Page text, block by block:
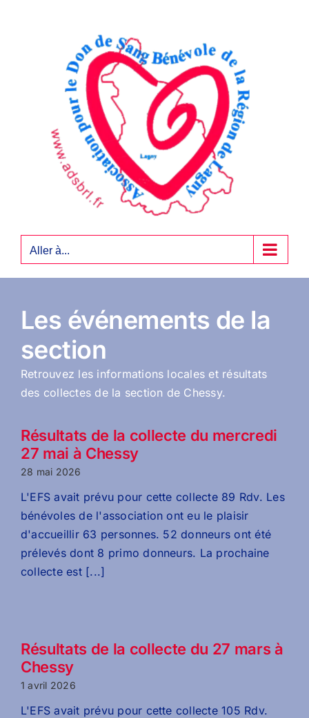
Aller à...
Les événements de la
section
Retrouvez les informations locales et résultats
des collectes de la section de Chessy.
Résultats de la collecte du mercredi
27 mai à Chessy
28 mai 2026
L'EFS avait prévu pour cette collecte 89 Rdv. Les
bénévoles de l'association ont eu le plaisir
d'accueillir 63 personnes. 52 donneurs ont été
prélevés dont 8 primo donneurs. La prochaine
collecte est [...]
Résultats de la collecte du 27 mars à
Chessy
1 avril 2026
L'EFS avait prévu pour cette collecte 105 Rdv.